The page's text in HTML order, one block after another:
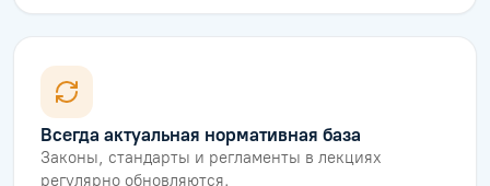
Всегда актуальная нормативная база
Законы, стандарты и регламенты в лекциях
регулярно обновляются.